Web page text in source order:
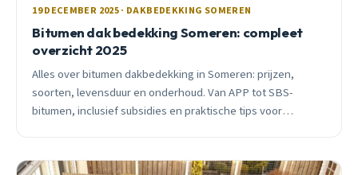
19 DECEMBER 2025 · DAKBEDEKKING SOMEREN
Bitumen dak bedekking Someren: compleet
overzicht 2025
Alles over bitumen dakbedekking in Someren: prijzen,
soorten, levensduur en onderhoud. Van APP tot SBS-
bitumen, inclusief subsidies en praktische tips voor